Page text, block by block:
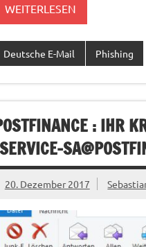
WEITERLESEN
Deutsche E-Mail Phishing
: IHR
20. Dezember 2017